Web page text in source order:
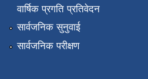
वार्षिक प्रगति प्रतिवेदन
सार्वजनिक सुनुवाई
सार्वजनिक परीक्षण